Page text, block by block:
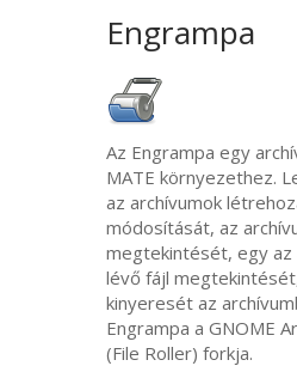
Engrampa
Az Engrampa egy
MATE környezethez.
az archívumok
módosítását, az
megtekintését, egy az
lévő fájl
kinyeresét az
Engrampa aGNOME
(File Roller) forkja.